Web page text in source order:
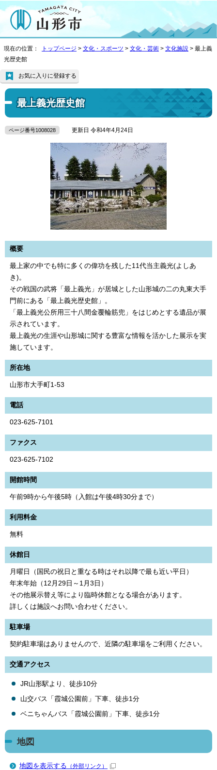
現在の位置： トップページ > 文化・スポーツ > 文化・芸術 > 文化施設 > 最上義
光歴史館
最上義光歴史館
お気に入りに登録する
ページ番号1008028 更新日 令和4年4月24日
概要
最上家の中でも特に多くの偉功を残した11代当主義光(よしあ
き)。
その戦国の武将「最上義光」が居城とした山形城の二の丸東大手
門前にある「最上義光歴史館」。
「最上義光公所用三十八間金覆輪筋兜」をはじめとする遺品が展
示されています。
最上義光の生涯や山形城に関する豊富な情報を活かした展示を実
施しています。
所在地
山形市大手町1-53
電話
023-625-7101
ファクス
023-625-7102
開館時間
午前9時から午後5時（入館は午後4時30分まで）
利用料金
無料
休館日
月曜日（国民の祝日と重なる時はそれ以降で最も近い平日）
年末年始（12月29日～1月3日）
その他展示替え等により臨時休館となる場合があります。
詳しくは施設へお問い合わせください。
駐車場
契約駐車場はありませんので、近隣の駐車場をご利用ください。
交通アクセス
JR山形駅より、徒歩10分
山交バス「霞城公園前」下車、徒歩1分
ベニちゃんバス「霞城公園前」下車、徒歩1分
地図
地図を表示する （外部リンク）